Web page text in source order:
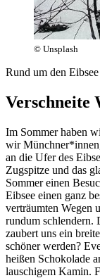
© Unsplash
Rund um den Eibsee
Verschneite
Im Sommer haben
wir
an die Ufer des
Zugspitze und das
Sommer einen
Eibsee einen ganz
verträumten Wegen
rundum schlendern.
zaubert uns ein
schöner werden?
heißen Schokolade
lauschigem Kamin.